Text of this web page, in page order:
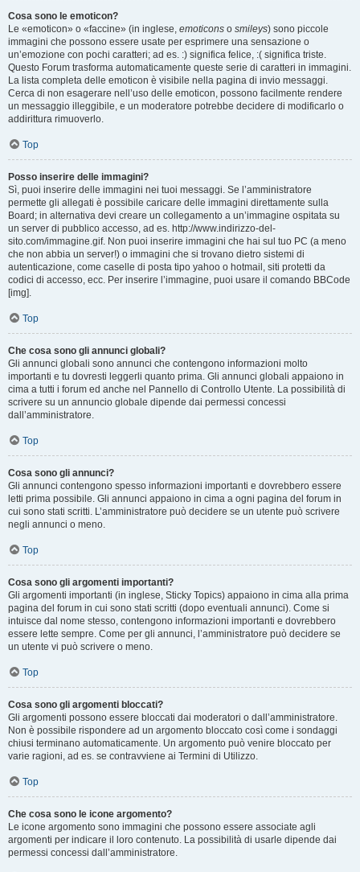
Cosa sono le emoticon?
Le «emoticon» o «faccine» (in inglese, emoticons o smileys) sono piccole
immagini che possono essere usate per esprimere una sensazione o
un’emozione con pochi caratteri; ad es. :) significa felice, :( significa triste.
Questo Forum trasforma automaticamente queste serie di caratteri in immagini.
La lista completa delle emoticon è visibile nella pagina di invio messaggi.
Cerca di non esagerare nell’uso delle emoticon, possono facilmente rendere
un messaggio illeggibile, e un moderatore potrebbe decidere di modificarlo o
addirittura rimuoverlo.
Top
Posso inserire delle immagini?
Sì, puoi inserire delle immagini nei tuoi messaggi. Se l’amministratore
permette gli allegati è possibile caricare delle immagini direttamente sulla
Board; in alternativa devi creare un collegamento a un’immagine ospitata su
un server di pubblico accesso, ad es. http://www.indirizzo-del-
sito.com/immagine.gif. Non puoi inserire immagini che hai sul tuo PC (a meno
che non abbia un server!) o immagini che si trovano dietro sistemi di
autenticazione, come caselle di posta tipo yahoo o hotmail, siti protetti da
codici di accesso, ecc. Per inserire l’immagine, puoi usare il comando BBCode
[img].
Top
Che cosa sono gli annunci globali?
Gli annunci globali sono annunci che contengono informazioni molto
importanti e tu dovresti leggerli quanto prima. Gli annunci globali appaiono in
cima a tutti i forum ed anche nel Pannello di Controllo Utente. La possibilità di
scrivere su un annuncio globale dipende dai permessi concessi
dall’amministratore.
Top
Cosa sono gli annunci?
Gli annunci contengono spesso informazioni importanti e dovrebbero essere
letti prima possibile. Gli annunci appaiono in cima a ogni pagina del forum in
cui sono stati scritti. L’amministratore può decidere se un utente può scrivere
negli annunci o meno.
Top
Cosa sono gli argomenti importanti?
Gli argomenti importanti (in inglese, Sticky Topics) appaiono in cima alla prima
pagina del forum in cui sono stati scritti (dopo eventuali annunci). Come si
intuisce dal nome stesso, contengono informazioni importanti e dovrebbero
essere lette sempre. Come per gli annunci, l’amministratore può decidere se
un utente vi può scrivere o meno.
Top
Cosa sono gli argomenti bloccati?
Gli argomenti possono essere bloccati dai moderatori o dall’amministratore.
Non è possibile rispondere ad un argomento bloccato così come i sondaggi
chiusi terminano automaticamente. Un argomento può venire bloccato per
varie ragioni, ad es. se contravviene ai Termini di Utilizzo.
Top
Che cosa sono le icone argomento?
Le icone argomento sono immagini che possono essere associate agli
argomenti per indicare il loro contenuto. La possibilità di usarle dipende dai
permessi concessi dall’amministratore.